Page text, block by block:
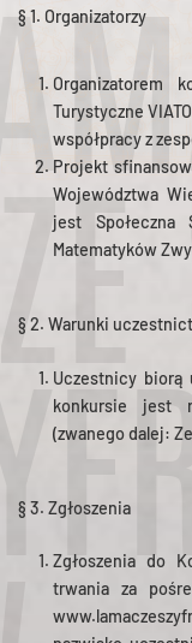
§ 1. Organizatorzy
Organizatorem
Turystyczne
współpracy z
Projekt
Województwa
jest Społeczna
Matematyków
§ 2. Warunki
Uczestnicy biorą
konkursie jest
(zwanego dalej:
§ 3. Zgłoszenia
Zgłoszenia do
trwania za